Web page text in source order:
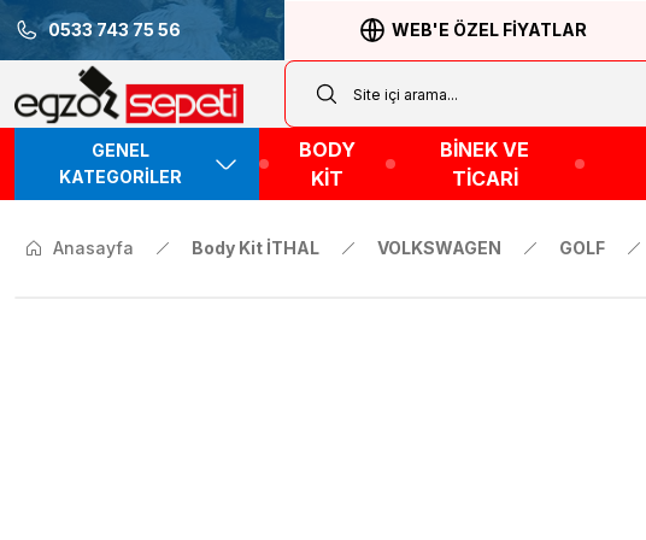
0533 743 75 56 WEB'E ÖZEL FİYATLAR
GENEL
KATEGORİLER
BODY
KİT
BİNEK VE
TİCARİ
Anasayfa Body Kit İTHAL VOLKSWAGEN GOLF